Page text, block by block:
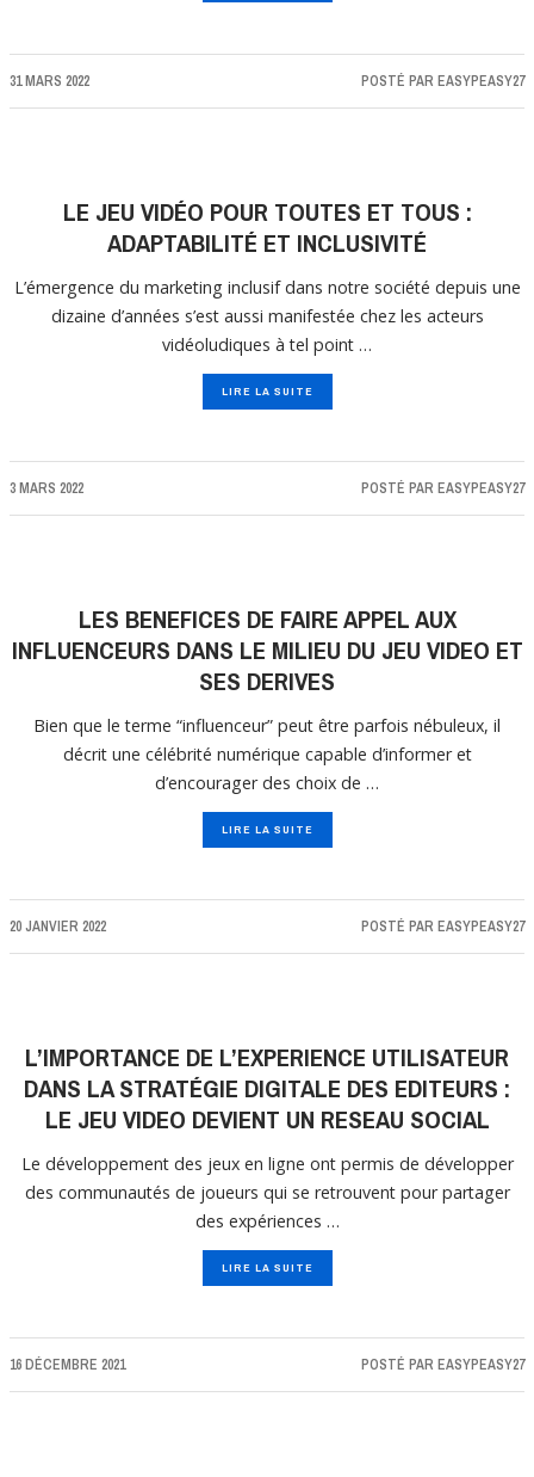
31 MARS 2022 POSTÉ PAR EASYPEASY27
LE JEU VIDÉO POUR TOUTES ET TOUS :
ADAPTABILITÉ ET INCLUSIVITÉ
L’émergence du marketing inclusif dans notre société depuis une
dizaine d’années s’est aussi manifestée chez les acteurs
vidéoludiques à tel point …
LIRE LA SUITE
3 MARS 2022 POSTÉ PAR EASYPEASY27
LES BENEFICES DE FAIRE APPEL AUX
INFLUENCEURS DANS LE MILIEU DU JEU VIDEO ET
SES DERIVES
Bien que le terme “influenceur” peut être parfois nébuleux, il
décrit une célébrité numérique capable d’informer et
d’encourager des choix de …
LIRE LA SUITE
20 JANVIER 2022 POSTÉ PAR EASYPEASY27
L’IMPORTANCE DE L’EXPERIENCE UTILISATEUR
DANS LA STRATÉGIE DIGITALE DES EDITEURS :
LE JEU VIDEO DEVIENT UN RESEAU SOCIAL
Le développement des jeux en ligne ont permis de développer
des communautés de joueurs qui se retrouvent pour partager
des expériences …
LIRE LA SUITE
16 DÉCEMBRE 2021 POSTÉ PAR EASYPEASY27